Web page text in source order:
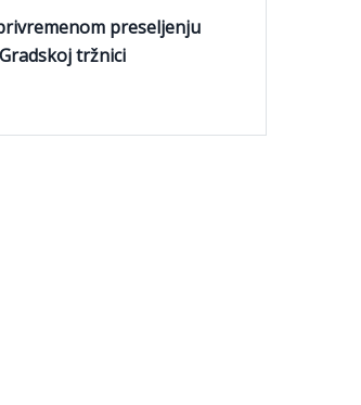
preseljenju
tržnici